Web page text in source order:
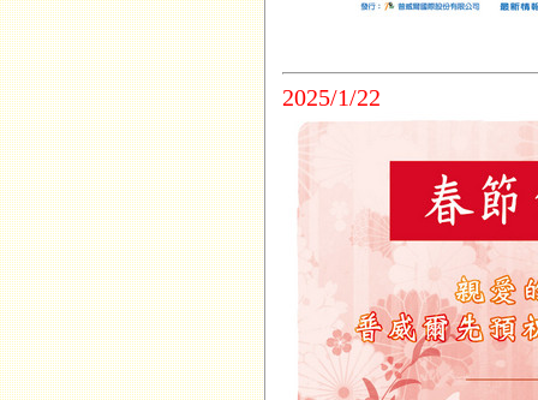
2025/1/22